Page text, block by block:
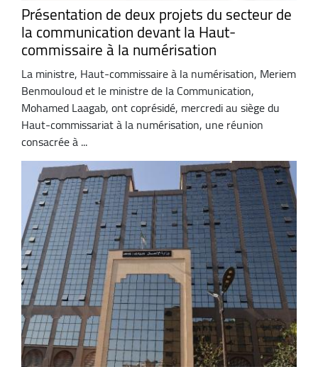
Présentation de deux projets du secteur de
la communication devant la Haut-
commissaire à la numérisation
La ministre, Haut-commissaire à la numérisation, Meriem
Benmouloud et le ministre de la Communication,
Mohamed Laagab, ont coprésidé, mercredi au siège du
Haut-commissariat à la numérisation, une réunion
consacrée à ...